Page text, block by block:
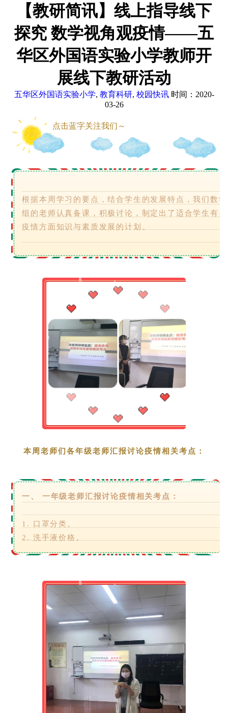
【教研简讯】线上指导线下
探究 数学视角观疫情——五
华区外国语实验小学教师开
展线下教研活动
五华区外国语实验小学, 教育科研, 校园快讯时间：2020-
03-26
点击蓝字关注我们～
根据本周学习的要点，结合学生的发展特点，我们数学
组的老师认真备课，积极讨论，制定出了适合学生有关
疫情方面知识与素质发展的计划。
本周老师们各年级老师汇报讨论疫情相关考点：
一、 一年级老师汇报讨论疫情相关考点：
1. 口罩分类。
2. 洗手液价格。